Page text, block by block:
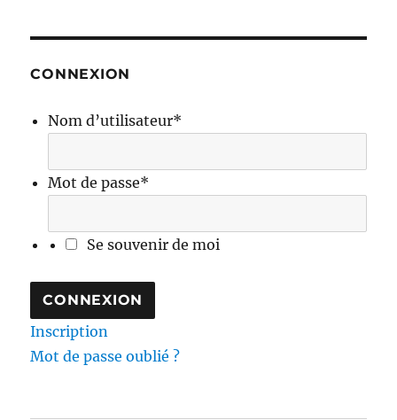
CONNEXION
Nom d’utilisateur*
Mot de passe*
Se souvenir de moi
Inscription
Mot de passe oublié ?